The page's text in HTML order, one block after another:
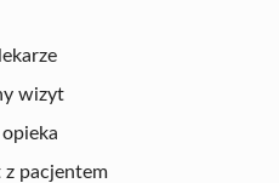
wizyt
pacjentem